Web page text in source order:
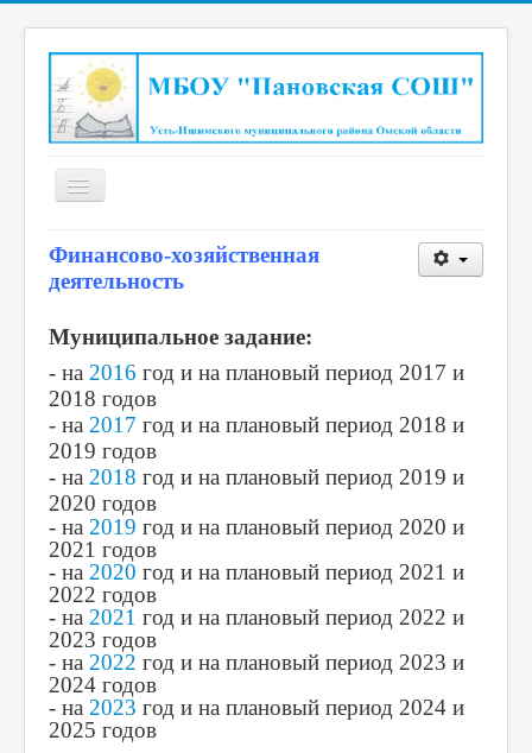
Включить/
Сведения об образовательной организации
Национальный проект "Образование"
"Точка роста"
Повышающие результаты школы
Всероссийская олимпиада школьников
Школьный спортивный клуб "Олимп"
Новости
Карта сайта
Обратная связь
Организация питания
Наш профсоюз
Детский сад
Финансово-хозяйственная
деятельность
Муниципальное задание:
- на 2016 год и на плановый период 2017 и
2018 годов
- на 2017 год и на плановый период 2018 и
2019 годов
- на 2018 год и на плановый период 2019 и
2020 годов
- на 2019 год и на плановый период 2020 и
2021 годов
- на 2020 год и на плановый период 2021 и
2022 годов
- на 2021 год и на плановый период 2022 и
2023 годов
- на 2022 год и на плановый период 2023 и
2024 годов
- на 2023 год и на плановый период 2024 и
2025 годов